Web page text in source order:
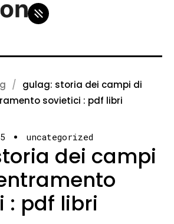
gulag: storia dei campi di
sovietici : pdf libri
uncategorized
dei campi
: pdf libri